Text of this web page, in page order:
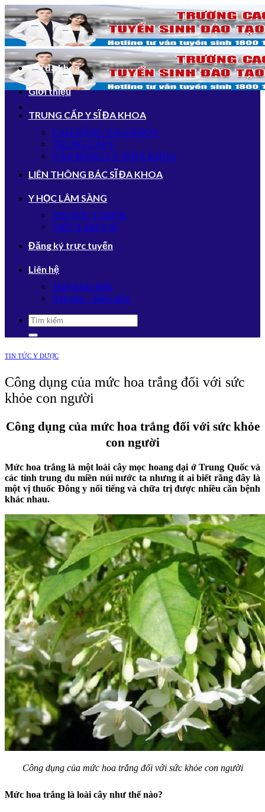
Bỏ
qua
nội
dung
Y sĩ đa khoa
Giới thiệu
TRUNG CẤP Y SĨ ĐA KHOA
CAO ĐẲNG Y ĐA KHOA
TRUNG CẤP Y
VĂN BẰNG 2 Y SĨ ĐA KHOA
LIÊN THÔNG BÁC SĨ ĐA KHOA
Y HỌC LÂM SÀNG
TIN TỨC Y DƯỢC
VIỆC LÀM Y SĨ
Đăng ký trực tuyến
Liên hệ
Thời Khóa Biểu
Văn bản – Biểu mẫu
TIN TỨC Y DƯỢC
Công dụng của mức hoa trắng đối với sức
khỏe con người
Công dụng của mức hoa trắng đối với sức khỏe
con người
Mức hoa trắng là một loài cây mọc hoang dại ở Trung Quốc và
các tỉnh trung du miền núi nước ta nhưng ít ai biết rằng đây là
một vị thuốc Đông y nổi tiếng và chữa trị được nhiều căn bệnh
khác nhau.
Công dụng của mức hoa trắng đối với sức khỏe con người
Mức hoa trắng là loài cây như thế nào?